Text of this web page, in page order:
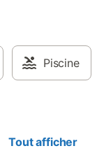
Piscine
Tout afficher